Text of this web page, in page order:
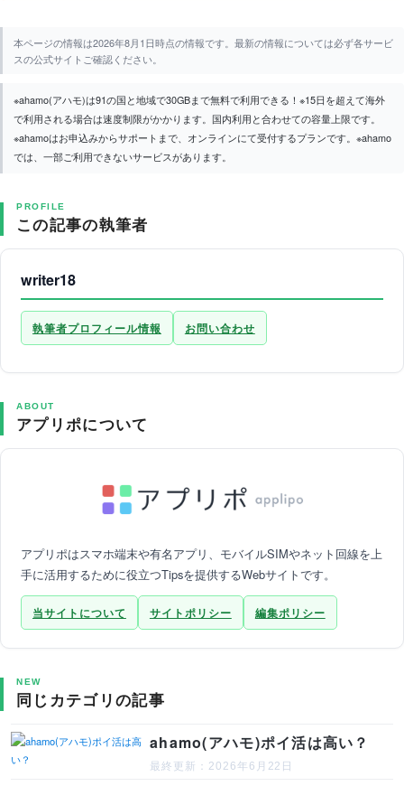
本ページの情報は2026年8月1日時点の情報です。最新の情報については必ず各サービ
スの公式サイトご確認ください。
※ahamo(アハモ)は91の国と地域で30GBまで無料で利用できる！※15日を超えて海外
で利用される場合は速度制限がかかります。国内利用と合わせての容量上限です。
※ahamoはお申込みからサポートまで、オンラインにて受付するプランです。※ahamo
では、一部ご利用できないサービスがあります。
PROFILE
この記事の執筆者
writer18
執筆者プロフィール情報 お問い合わせ
ABOUT
アプリポについて
アプリポはスマホ端末や有名アプリ、モバイルSIMやネット回線を上
手に活用するために役立つTipsを提供するWebサイトです。
当サイトについて サイトポリシー 編集ポリシー
NEW
同じカテゴリの記事
ahamo(アハモ)ポイ活は高い？
最終更新：2026年6月22日